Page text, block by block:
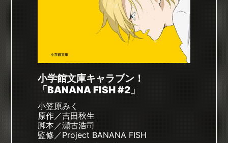
小学館文庫キャラブン！
「BANANA FISH #2」
小笠原みく
原作／吉田秋生
脚本／瀬古浩司
監修／Project BANANA FISH